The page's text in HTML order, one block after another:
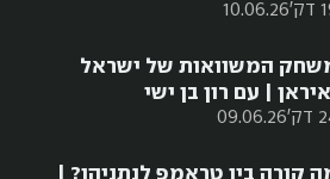
10.06.26
09.06.26
המשוואות של ישראל
| עם רון בן ישי
קורה בין טראמפ לנתניהו? |